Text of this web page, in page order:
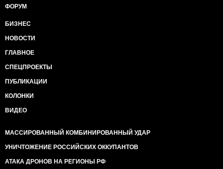
ФОРУМ
БИЗНЕС
НОВОСТИ
ГЛАВНОЕ
СПЕЦПРОЕКТЫ
ПУБЛИКАЦИИ
КОЛОНКИ
ВИДЕО
МАССИРОВАННЫЙ КОМБИНИРОВАННЫЙ УДАР
УНИЧТОЖЕНИЕ РОССИЙСКИХ ОККУПАНТОВ
АТАКА ДРОНОВ НА РЕГИОНЫ РФ